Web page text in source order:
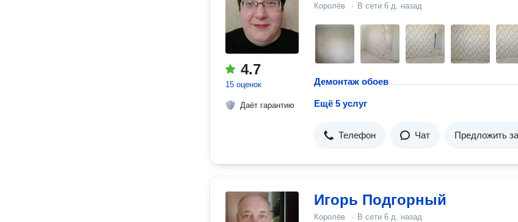
4.7
15 оценок
Даёт гарантию
Королёв · В сети 6 д. назад
Демонтаж обоев
Ещё 5 услуг
Телефон Чат Предложить
Игорь Подгорный
Королёв · В сети 6 д. назад